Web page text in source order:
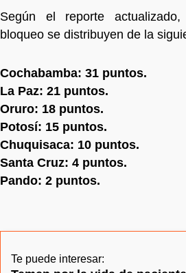
Según el reporte
bloqueo se distribuyen de la
Cochabamba: 31 puntos.
La Paz: 21 puntos.
Oruro: 18 puntos.
Potosí: 15 puntos.
Chuquisaca: 10 puntos.
Santa Cruz: 4 puntos.
Pando: 2 puntos.
Te puede interesar: